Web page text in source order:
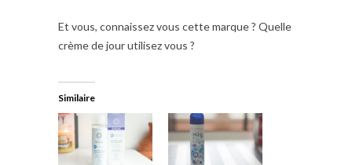
Et vous, connaissez vous cette marque ? Quelle
crème de jour utilisez vous ?
Similaire